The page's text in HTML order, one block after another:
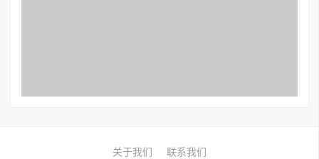
关于我们 联系我们